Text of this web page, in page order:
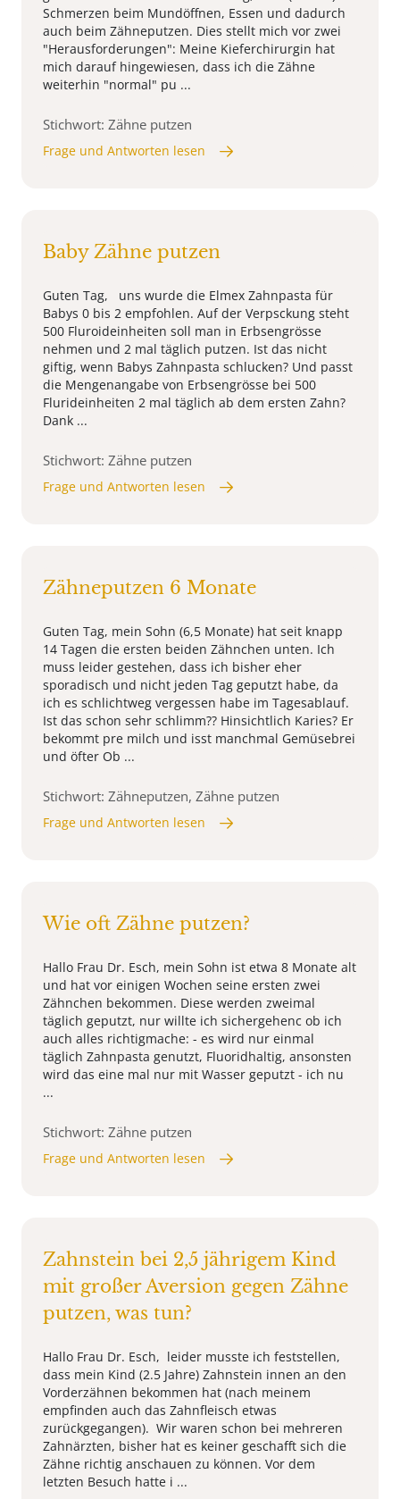
Schmerzen beim Mundöffnen, Essen und dadurch
auch beim Zähneputzen. Dies stellt mich vor zwei
"Herausforderungen": Meine Kieferchirurgin hat
mich darauf hingewiesen, dass ich die Zähne
weiterhin "normal" pu ...
Stichwort: Zähne putzen
Frage und Antworten lesen
Baby Zähne putzen
Guten Tag, uns wurde die Elmex Zahnpasta für
Babys 0 bis 2 empfohlen. Auf der Verpsckung steht
500 Fluroideinheiten soll man in Erbsengrösse
nehmen und 2 mal täglich putzen. Ist das nicht
giftig, wenn Babys Zahnpasta schlucken? Und passt
die Mengenangabe von Erbsengrösse bei 500
Flurideinheiten 2 mal täglich ab dem ersten Zahn?
Dank ...
Stichwort: Zähne putzen
Frage und Antworten lesen
Zähneputzen 6 Monate
Guten Tag, mein Sohn (6,5 Monate) hat seit knapp
14 Tagen die ersten beiden Zähnchen unten. Ich
muss leider gestehen, dass ich bisher eher
sporadisch und nicht jeden Tag geputzt habe, da
ich es schlichtweg vergessen habe im Tagesablauf.
Ist das schon sehr schlimm?? Hinsichtlich Karies? Er
bekommt pre milch und isst manchmal Gemüsebrei
und öfter Ob ...
Stichwort: Zähneputzen, Zähne putzen
Frage und Antworten lesen
Wie oft Zähne putzen?
Hallo Frau Dr. Esch, mein Sohn ist etwa 8 Monate alt
und hat vor einigen Wochen seine ersten zwei
Zähnchen bekommen. Diese werden zweimal
täglich geputzt, nur willte ich sichergehenc ob ich
auch alles richtigmache: - es wird nur einmal
täglich Zahnpasta genutzt, Fluoridhaltig, ansonsten
wird das eine mal nur mit Wasser geputzt - ich nu
...
Stichwort: Zähne putzen
Frage und Antworten lesen
Zahnstein bei 2,5 jährigem Kind
mit großer Aversion gegen Zähne
putzen, was tun?
Hallo Frau Dr. Esch, leider musste ich feststellen,
dass mein Kind (2.5 Jahre) Zahnstein innen an den
Vorderzähnen bekommen hat (nach meinem
empfinden auch das Zahnfleisch etwas
zurückgegangen). Wir waren schon bei mehreren
Zahnärzten, bisher hat es keiner geschafft sich die
Zähne richtig anschauen zu können. Vor dem
letzten Besuch hatte i ...